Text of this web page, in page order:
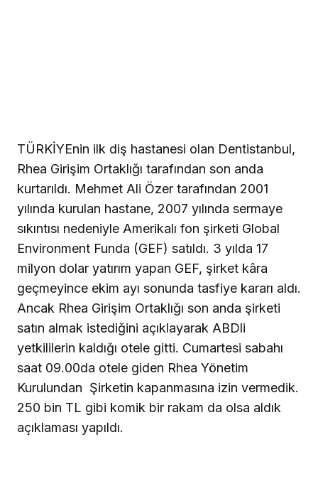
TÜRKİYEnin ilk diş hastanesi olan Dentistanbul,
Rhea Girişim Ortaklığı tarafından son anda
kurtarıldı. Mehmet Ali Özer tarafından 2001
yılında kurulan hastane, 2007 yılında sermaye
sıkıntısı nedeniyle Amerikalı fon şirketi Global
Environment Funda (GEF) satıldı. 3 yılda 17
milyon dolar yatırım yapan GEF, şirket kâra
geçmeyince ekim ayı sonunda tasfiye kararı aldı.
Ancak Rhea Girişim Ortaklığı son anda şirketi
satın almak istediğini açıklayarak ABDli
yetkililerin kaldığı otele gitti. Cumartesi sabahı
saat 09.00da otele giden Rhea Yönetim
Kurulundan Şirketin kapanmasına izin vermedik.
250 bin TL gibi komik bir rakam da olsa aldık
açıklaması yapıldı.